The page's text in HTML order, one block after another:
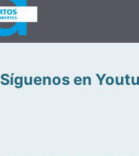
Síguenos en